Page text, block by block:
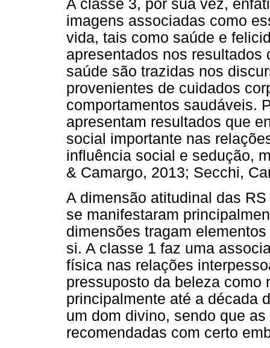
A classe 3, por sua vez,
imagens associadas como
vida, tais como saúde e
apresentados nos resultados
saúde são trazidas nos
provenientes de cuidados
comportamentos saudáveis.
apresentam resultados que
social importante nas
influência social e sedução,
& Camargo, 2013; Secchi,
A dimensão atitudinal das
se manifestaram
dimensões tragam
si. A classe 1 faz uma
física nas relações
pressuposto da beleza como
principalmente até a década
um dom divino, sendo que
recomendadas com certo